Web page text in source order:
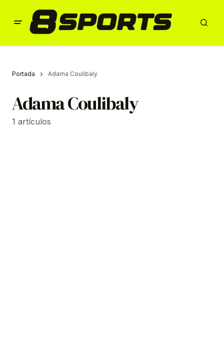
Portada Adama Coulibaly
Adama Coulibaly
1 artículos